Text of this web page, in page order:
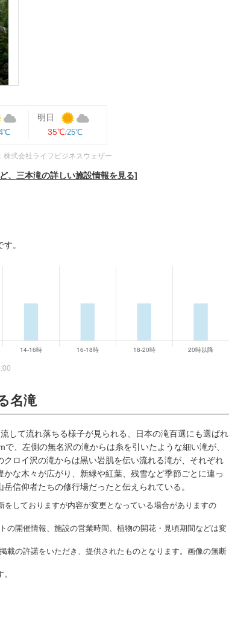
明日
35℃ 25℃
株式会社ライフビジネスウェザー
、三本滝の詳しい施設情報を見る]
。
名滝
して流れ落ちる様子が見られる、日本の滝百選にも選ばれ
、左側の無名沢の滝からは糸を引いたような細い滝が、
ロイ沢の滝からは黒い岩肌を伝い流れる滝が、それぞれ
な木々が広がり、新緑や紅葉、残雪など季節ごとに違っ
信仰者たちの修行場だったと伝えられている。
しておりますが内容が変更となっている場合がありますの
の開催情報、施設の営業時間、植物の開花・見頃期間などは変
載の許諾をいただき、提供されたものとなります。画像の無断